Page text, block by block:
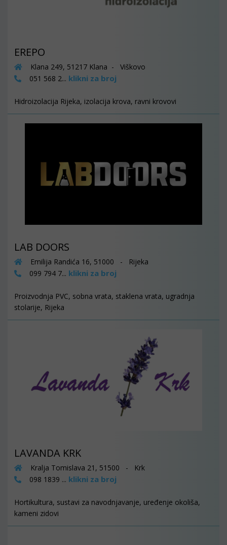
EREPO
Klana 249, 51217 Klana - Viškovo
051 568 2... klikni za broj
Hidroizolacija Rijeka, izolacija krova, ravni krovovi
LAB DOORS
Emilija Randića 16, 51000 - Rijeka
099 794 7... klikni za broj
Proizvodnja PVC, sobna vrata, staklena vrata, ugradnja
stolarije, Rijeka
LAVANDA KRK
Kralja Tomislava 21, 51500 - Krk
098 1839 ... klikni za broj
Hortikultura, sustavi za navodnjavanje, uređenje okoliša,
kameni zidovi